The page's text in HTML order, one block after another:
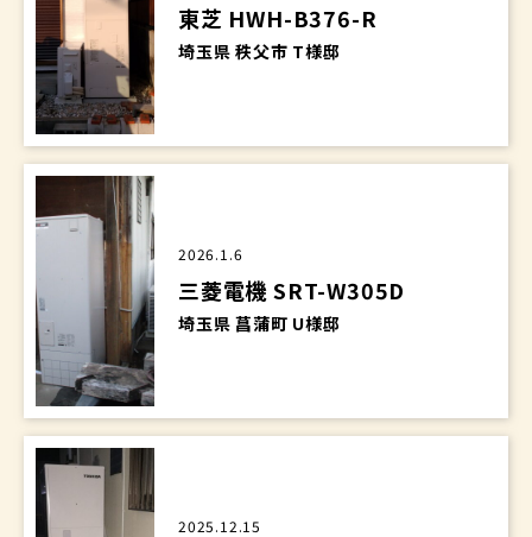
東芝 HWH-B376-R
埼玉県 秩父市 T様邸
2026.1.6
三菱電機 SRT-W305D
埼玉県 菖蒲町 U様邸
2025.12.15